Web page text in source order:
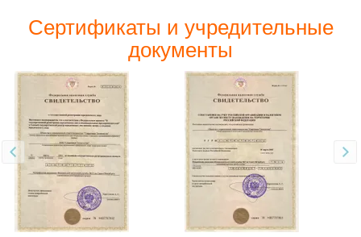
Сертификаты и учредительные
документы